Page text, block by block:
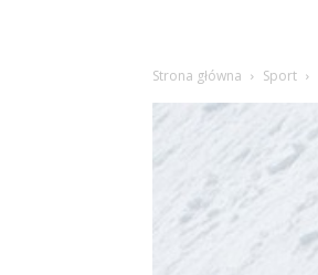
Strona główna Sport